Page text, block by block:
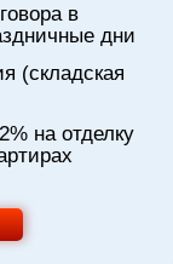
в
дни
(складская
на отделку